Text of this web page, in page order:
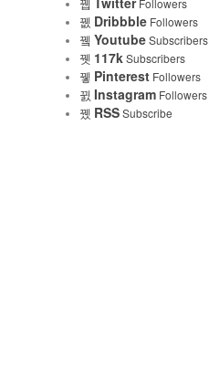
Followers
Dribbble Followers
YoutubeSubscribers
117kSubscribers
Pinterest Followers
Instagram Followers
RSSSubscribe